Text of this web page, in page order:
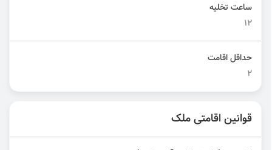
ساعت تخلیه
12
حداقل اقامت
2
قوانین اقامتی ملک